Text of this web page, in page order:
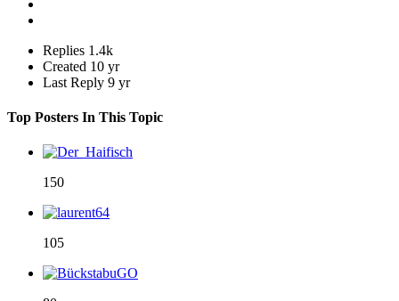
Replies 1.4k
Created 10 yr
Last Reply 9 yr
Top Posters In This Topic
150
105